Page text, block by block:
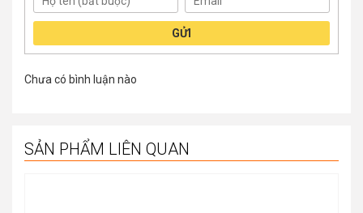
GỬI
Chưa có bình luận nào
SẢN PHẨM LIÊN QUAN